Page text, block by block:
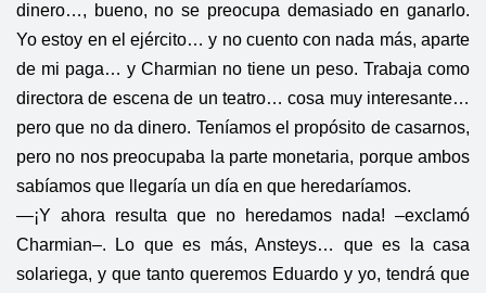
dinero…, bueno, no se preocupa demasiado en ganarlo.
Yo estoy en el ejército… y no cuento con nada más, aparte
de mi paga… y Charmian no tiene un peso. Trabaja como
directora de escena de un teatro… cosa muy interesante…
pero que no da dinero. Teníamos el propósito de casarnos,
pero no nos preocupaba la parte monetaria, porque ambos
sabíamos que llegaría un día en que heredaríamos.
—¡Y ahora resulta que no heredamos nada! –exclamó
Charmian–. Lo que es más, Ansteys… que es la casa
solariega, y que tanto queremos Eduardo y yo, tendrá que